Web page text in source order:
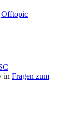
Offtopic
in Fragen zum